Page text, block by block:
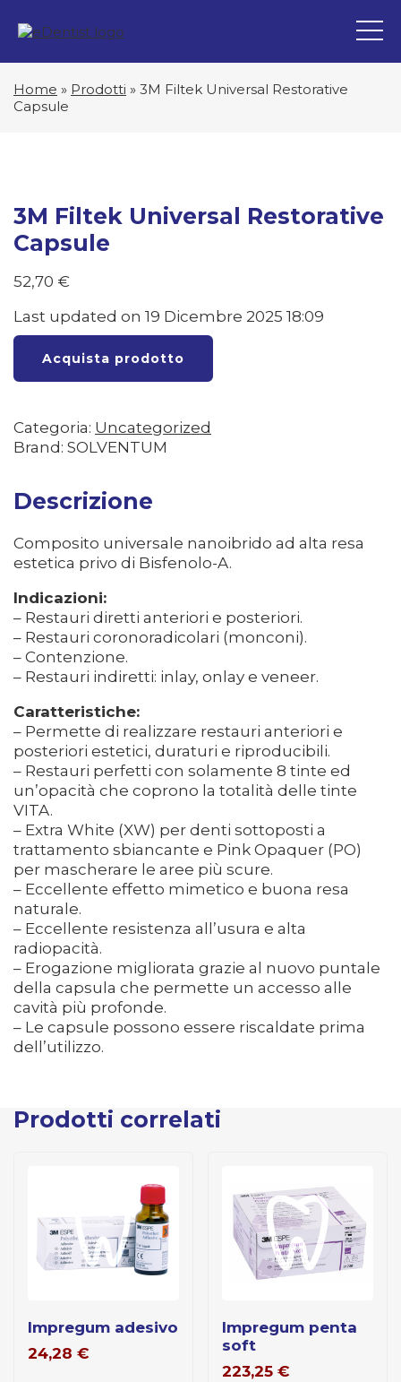
Home » Prodotti » 3M Filtek Universal Restorative
Capsule
3M Filtek Universal Restorative
Capsule
52,70 €
Last updated on 19 Dicembre 2025 18:09
Acquista prodotto
Categoria: Uncategorized
Brand: SOLVENTUM
Descrizione
Composito universale nanoibrido ad alta resa
estetica privo di Bisfenolo-A.
Indicazioni:
– Restauri diretti anteriori e posteriori.
– Restauri coronoradicolari (monconi).
– Contenzione.
– Restauri indiretti: inlay, onlay e veneer.
Caratteristiche:
– Permette di realizzare restauri anteriori e
posteriori estetici, duraturi e riproducibili.
– Restauri perfetti con solamente 8 tinte ed
un’opacità che coprono la totalità delle tinte
VITA.
– Extra White (XW) per denti sottoposti a
trattamento sbiancante e Pink Opaquer (PO)
per mascherare le aree più scure.
– Eccellente effetto mimetico e buona resa
naturale.
– Eccellente resistenza all’usura e alta
radiopacità.
– Erogazione migliorata grazie al nuovo puntale
della capsula che permette un accesso alle
cavità più profonde.
– Le capsule possono essere riscaldate prima
dell’utilizzo.
Prodotti correlati
impregum adesivo
24,28 €
impregum penta
soft
223,25 €